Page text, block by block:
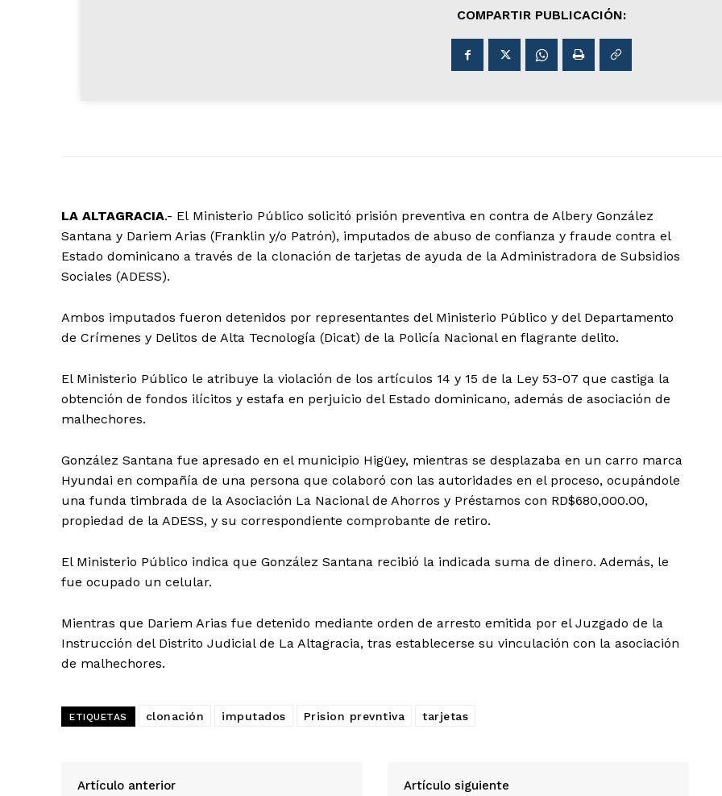
COMPARTIR PUBLICACIÓN:
LA ALTAGRACIA.- El Ministerio Público solicitó prisión preventiva en contra de Albery González
Santana y Dariem Arias (Franklin y/o Patrón), imputados de abuso de confianza y fraude contra el
Estado dominicano a través de la clonación de tarjetas de ayuda de la Administradora de Subsidios
Sociales (ADESS).
Ambos imputados fueron detenidos por representantes del Ministerio Público y del Departamento
de Crímenes y Delitos de Alta Tecnología (Dicat) de la Policía Nacional en flagrante delito.
El Ministerio Público le atribuye la violación de los artículos 14 y 15 de la Ley 53-07 que castiga la
obtención de fondos ilícitos y estafa en perjuicio del Estado dominicano, además de asociación de
malhechores.
González Santana fue apresado en el municipio Higüey, mientras se desplazaba en un carro marca
Hyundai en compañía de una persona que colaboró con las autoridades en el proceso, ocupándole
una funda timbrada de la Asociación La Nacional de Ahorros y Préstamos con RD$680,000.00,
propiedad de la ADESS, y su correspondiente comprobante de retiro.
El Ministerio Público indica que González Santana recibió la indicada suma de dinero. Además, le
fue ocupado un celular.
Mientras que Dariem Arias fue detenido mediante orden de arresto emitida por el Juzgado de la
Instrucción del Distrito Judicial de La Altagracia, tras establecerse su vinculación con la asociación
de malhechores.
ETIQUETAS clonación imputados Prision prevntiva tarjetas
Artículo anterior Artículo siguiente